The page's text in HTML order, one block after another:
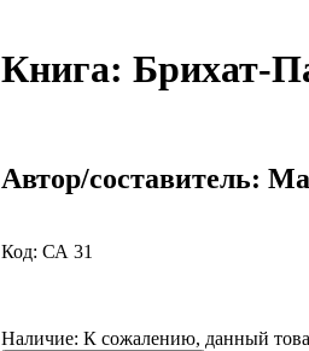
Книга: Брихат-
Автор/составитель:
Код: СА 31
Наличие: К сожалению, данный